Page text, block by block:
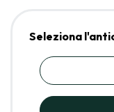
Seleziona